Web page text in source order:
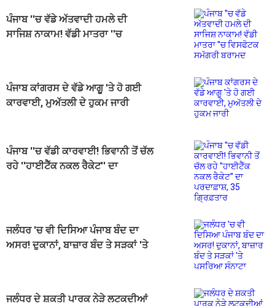
ਪੰਜਾਬ ''ਚ ਵੱਡੇ ਅੱਤਵਾਦੀ ਹਮਲੇ ਦੀ
ਸਾਜਿਸ਼ ਨਾਕਾਮ! ਵੱਡੀ ਮਾਤਰਾ ''ਚ
ਪੰਜਾਬ ਕਾਂਗਰਸ ਦੇ ਵੱਡੇ ਆਗੂ 'ਤੇ ਹੋ ਗਈ
ਕਾਰਵਾਈ, ਮੁਅੱਤਲੀ ਦੇ ਹੁਕਮ ਜਾਰੀ
ਪੰਜਾਬ ''ਚ ਵੱਡੀ ਕਾਰਵਾਈ! ਭਿਵਾਨੀ ਤੋਂ ਚੱਲ
ਰਹੇ ''ਹਾਈਟੈੱਕ ਨਕਲ ਰੈਕੇਟ'' ਦਾ
ਜਲੰਧਰ 'ਚ ਵੀ ਦਿਸਿਆ ਪੰਜਾਬ ਬੰਦ ਦਾ
ਅਸਰ! ਦੁਕਾਨਾਂ, ਬਾਜ਼ਾਰ ਬੰਦ ਤੇ ਸੜਕਾਂ 'ਤੇ
ਜਲੰਧਰ ਦੇ ਸ਼ਕਤੀ ਪਾਰਕ ਨੇੜੇ ਲਟਕਦੀਆਂ